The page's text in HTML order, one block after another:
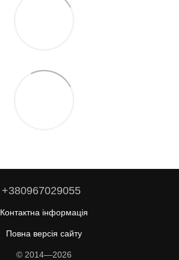
+380967029055
Контактна інформація
Повна версія сайту
© 2014—2026